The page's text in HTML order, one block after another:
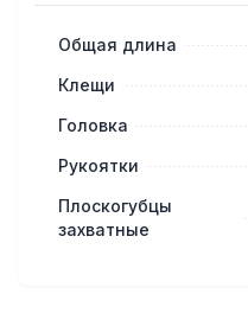
Общая длина
Клещи
Головка
Рукоятки
Плоскогубцы
захватные